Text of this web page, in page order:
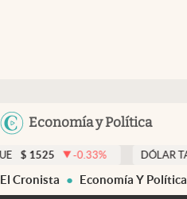
Economía y Política
Members
Economía y Política
Finanzas y Mercados
% DÓLAR TARJETA $ 1976
El Cronista Economía Y Política